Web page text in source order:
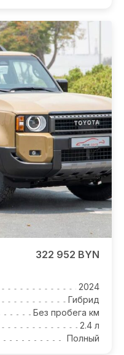
322 952 BYN
2024
Гибрид
Без пробега км
2.4 л
Полный